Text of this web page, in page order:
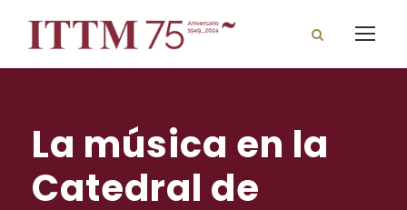
La música en la
Catedral de